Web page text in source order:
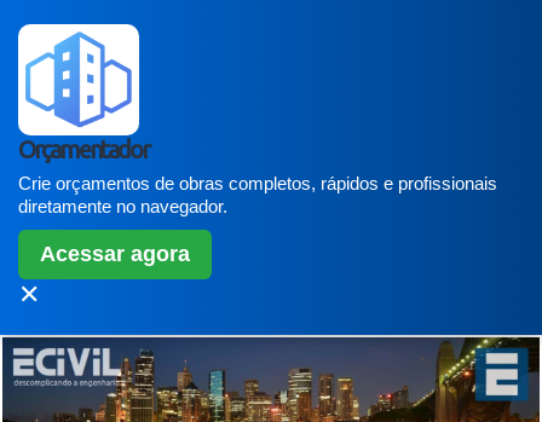
Orçamentador
Crie orçamentos de obras completos, rápidos e profissionais
diretamente no navegador.
Acessar agora
✕